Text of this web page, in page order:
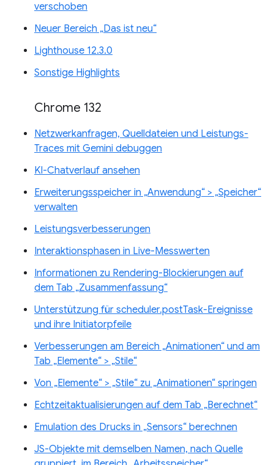
verschoben
Neuer Bereich „Das ist neu“
Lighthouse 12.3.0
Sonstige Highlights
Chrome 132
Netzwerkanfragen, Quelldateien und Leistungs-
Traces mit Gemini debuggen
KI-Chatverlauf ansehen
Erweiterungsspeicher in „Anwendung“ > „Speicher“
verwalten
Leistungsverbesserungen
Interaktionsphasen in Live-Messwerten
Informationen zu Rendering-Blockierungen auf
dem Tab „Zusammenfassung“
Unterstützung für scheduler.postTask-Ereignisse
und ihre Initiatorpfeile
Verbesserungen am Bereich „Animationen“ und am
Tab „Elemente“ > „Stile“
Von „Elemente“ > „Stile“ zu „Animationen“ springen
Echtzeitaktualisierungen auf dem Tab „Berechnet“
Emulation des Drucks in „Sensors“ berechnen
JS-Objekte mit demselben Namen, nach Quelle